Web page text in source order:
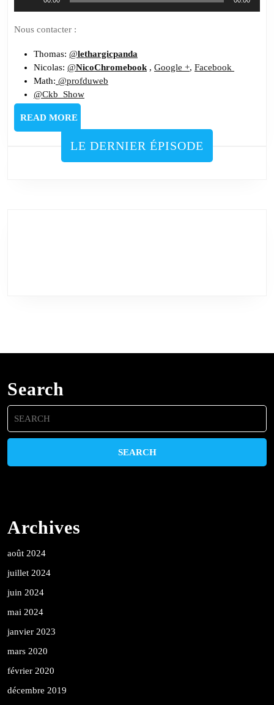
audio
Nous contacter :
Thomas: @lethargicpanda
Nicolas: @NicoChromebook , Google +, Facebook
Math: @profduweb
@Ckb_Show
READ MOREREAD
MORE
LE DERNIER ÉPISODE
Search
Search
for:
Archives
août 2024
juillet 2024
juin 2024
mai 2024
janvier 2023
mars 2020
février 2020
décembre 2019